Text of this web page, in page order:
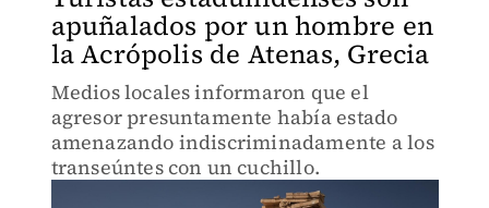
apuñalados por un hombre en
la Acrópolis de Atenas, Grecia
Medios locales informaron que el
agresor presuntamente había estado
amenazando indiscriminadamente a los
transeúntes con un cuchillo.